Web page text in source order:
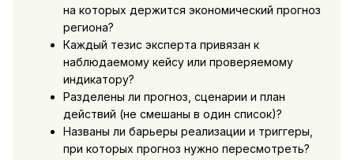
на которых держится экономический прогноз
региона?
Каждый тезис эксперта привязан к
наблюдаемому кейсу или проверяемому
индикатору?
Разделены ли прогноз, сценарии и план
действий (не смешаны в один список)?
Названы ли барьеры реализации и триггеры,
при которых прогноз нужно пересмотреть?